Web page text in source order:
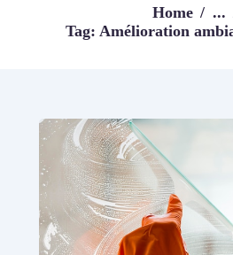
Home
...
Tag: Amélioration